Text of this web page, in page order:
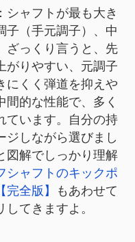
：シャフトが最も大き
子（手元調子）、中
ざっくり言うと、先
がりやすい、元調子
にくく弾道を抑えや
的な性能で、多く
ています。自分の持
ジしながら選びまし
図解でしっかり理解
シャフトのキックポ
全版】
もあわせて
てきますよ。